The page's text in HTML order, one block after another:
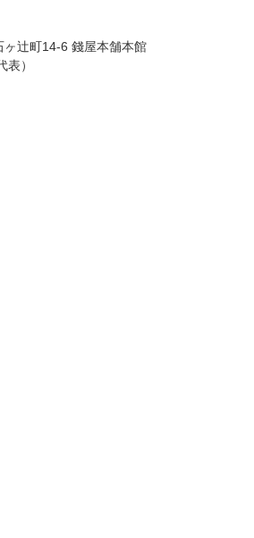
辻町14-6 錢屋本舗本館
）